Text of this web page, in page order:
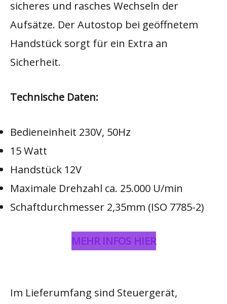
sicheres und rasches Wechseln der
Aufsätze. Der Autostop bei geöffnetem
Handstück sorgt für ein Extra an
Sicherheit.
Technische Daten:
​​​​​​​Bedieneinheit 230V, 50Hz
15 Watt
Handstück 12V
Maximale Drehzahl ca. 25.000 U/min
Schaftdurchmesser 2,35mm (ISO 7785-2)
MEHR INFOS HIER
Im Lieferumfang sind Steuergerät,